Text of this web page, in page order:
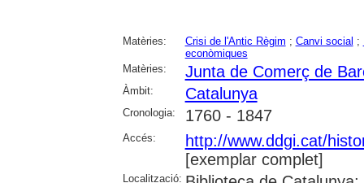
Matèries: Crisi de l'Antic Règim ; Canvi social ;
econòmiques
Matèries:
Junta de Comerç de
Àmbit: Catalunya
Cronologia: 1760 - 1847
Accés:
http://www.ddgi.cat/
[exemplar complet]
Localització: